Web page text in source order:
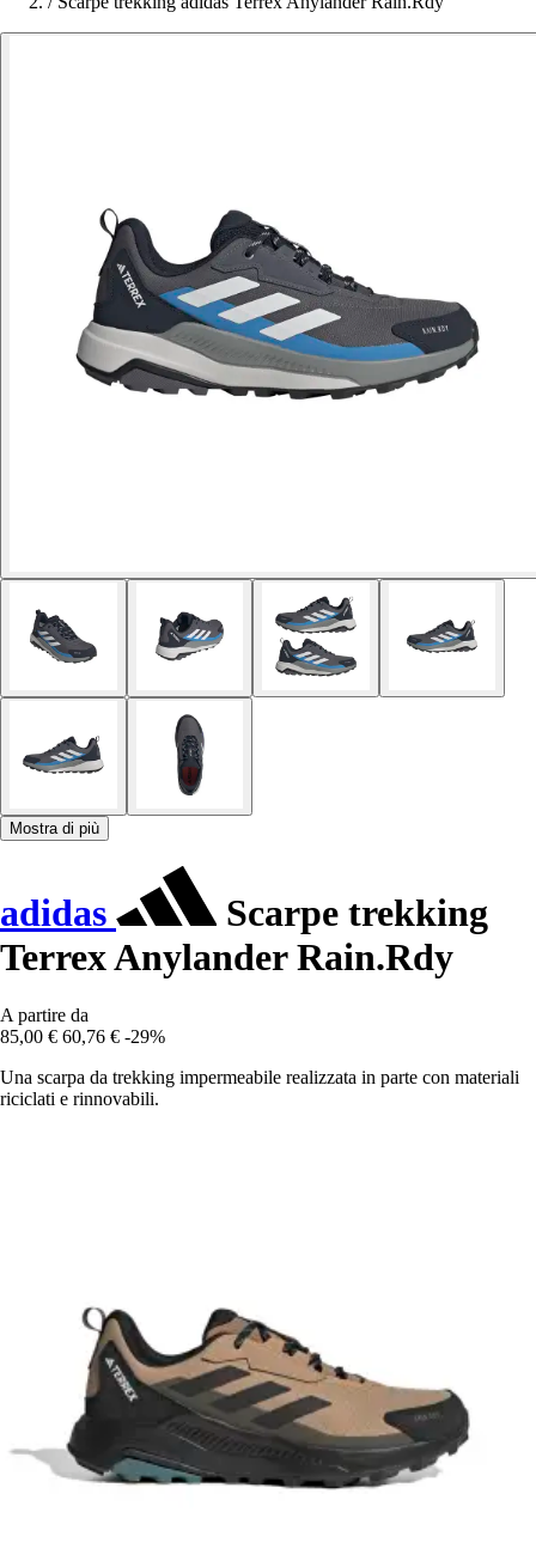
Mostra di più
adidas
Scarpe trekking
Terrex Anylander Rain.Rdy
A partire da
85,00 € 60,76 € -29%
Una scarpa da trekking impermeabile realizzata in parte con materiali
riciclati e rinnovabili.